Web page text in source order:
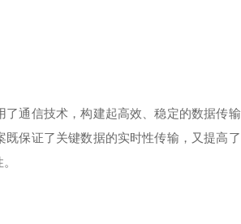
了通信技术，构建起高效、稳定的数据传
既保证了关键数据的实时性传输，又提高